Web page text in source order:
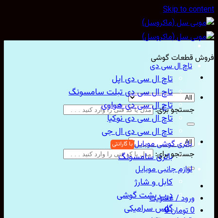
Skip to
قطعات گوشی
جستجو برای:
جستجو برای:
ورود / عضویت
تومان0
تاچ ال سی دی
تاچ ال سی دی اپل
تاچ ال سی دی تبلت سامسونگ
تاچ ال سی دی هواوی
تاچ ال سی دی نوکیا
تاچ ال سی دی ال جی
باتری گوشی موبایل
باتری سامسونگ
لوازم جانبی موبایل
کابل و شارژ
درب پشت گوشی
گلس سرامیکی